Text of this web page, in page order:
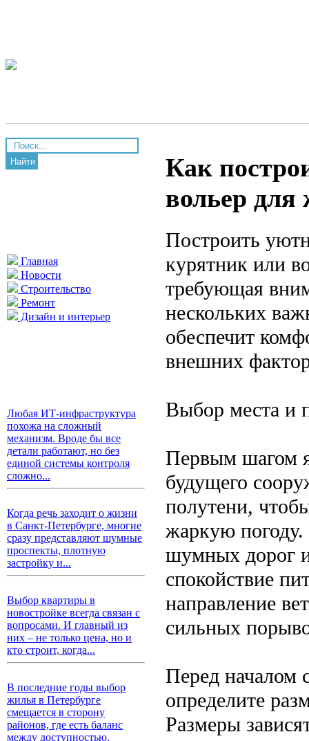
Найти
Главная
Новости
Строительство
Ремонт
Дизайн и интерьер
Любая ИТ-инфраструктура
похожа на сложный
механизм. Вроде бы все
детали работают, но без
единой системы контроля
сложно...
Когда речь заходит о жизни
в Санкт-Петербурге, многие
сразу представляют шумные
проспекты, плотную
застройку и...
Выбор квартиры в
новостройке всегда связан с
вопросами. И главный из
них – не только цена, но и
кто строит, когда...
В последние годы выбор
жилья в Петербурге
смещается в сторону
районов, где есть баланс
между доступностью,
Как
вольер для
Построить
курятник или
требующая
нескольких
обеспечит
внешних
Выбор места и
Первым шагом
будущего
полутени,
жаркую погоду.
шумных дорог и
спокойствие
направление
сильных
Перед началом
определите
Размеры